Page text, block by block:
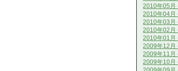
2010年05月
2010年04月
2010年03月
2010年02月
2010年01月
2009年12月
2009年11月
2009年10月